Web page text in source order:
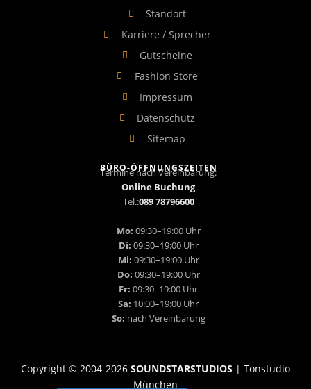
BÜRO-ÖFFNUNGSZEITEN
Termine nach Vereinbarung:
Online Buchung
Tel.:089 78796600
Mo: 09:30–19:00 Uhr
Di: 09:30–19:00 Uhr
Mi: 09:30–19:00 Uhr
Do: 09:30–19:00 Uhr
Fr: 09:30–19:00 Uhr
Sa: 10:00–19:00 Uhr
So: nach Vereinbarung
Standort
Karriere / Sprecher
Gutscheine
Fashion Store
Impressum
Datenschutz
Sitemap
Copyright © 2004-2026 SOUNDSTARSTUDIOS | Tonstudio
München